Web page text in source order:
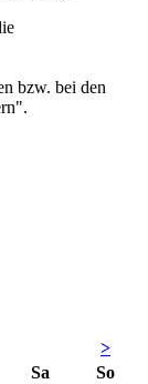
bzw. bei den
>
Sa
So